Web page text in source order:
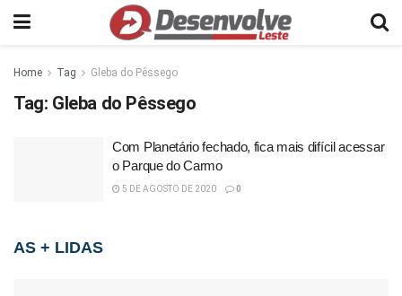
Home Tag Gleba do Pêssego
Tag: Gleba do Pêssego
Com Planetário fechado, fica mais difícil acessar
o Parque do Carmo
5 DE AGOSTO DE 2020 0
AS + LIDAS